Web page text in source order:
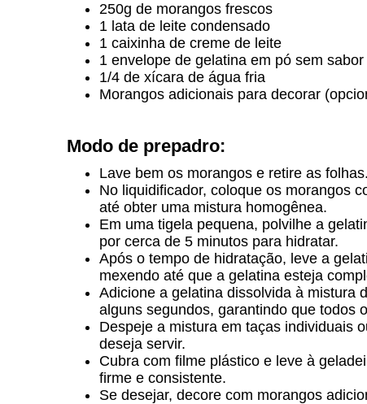
250g de morangos frescos
1 lata de leite condensado
1 caixinha de creme de leite
1 envelope de gelatina em pó sem sabor
1/4 de xícara de água fria
Morangos adicionais para decorar
Modo de prepadro:
Lave bem os morangos e retire as
No liquidificador, coloque os morangos
até obter uma mistura homogênea.
Em uma tigela pequena, polvilhe a
por cerca de 5 minutos para hidratar.
Após o tempo de hidratação, leve a
mexendo até que a gelatina esteja
Adicione a gelatina dissolvida à mistura
alguns segundos, garantindo que todos
Despeje a mistura em taças individuais
deseja servir.
Cubra com filme plástico e leve à
firme e consistente.
Se desejar, decore com morangos